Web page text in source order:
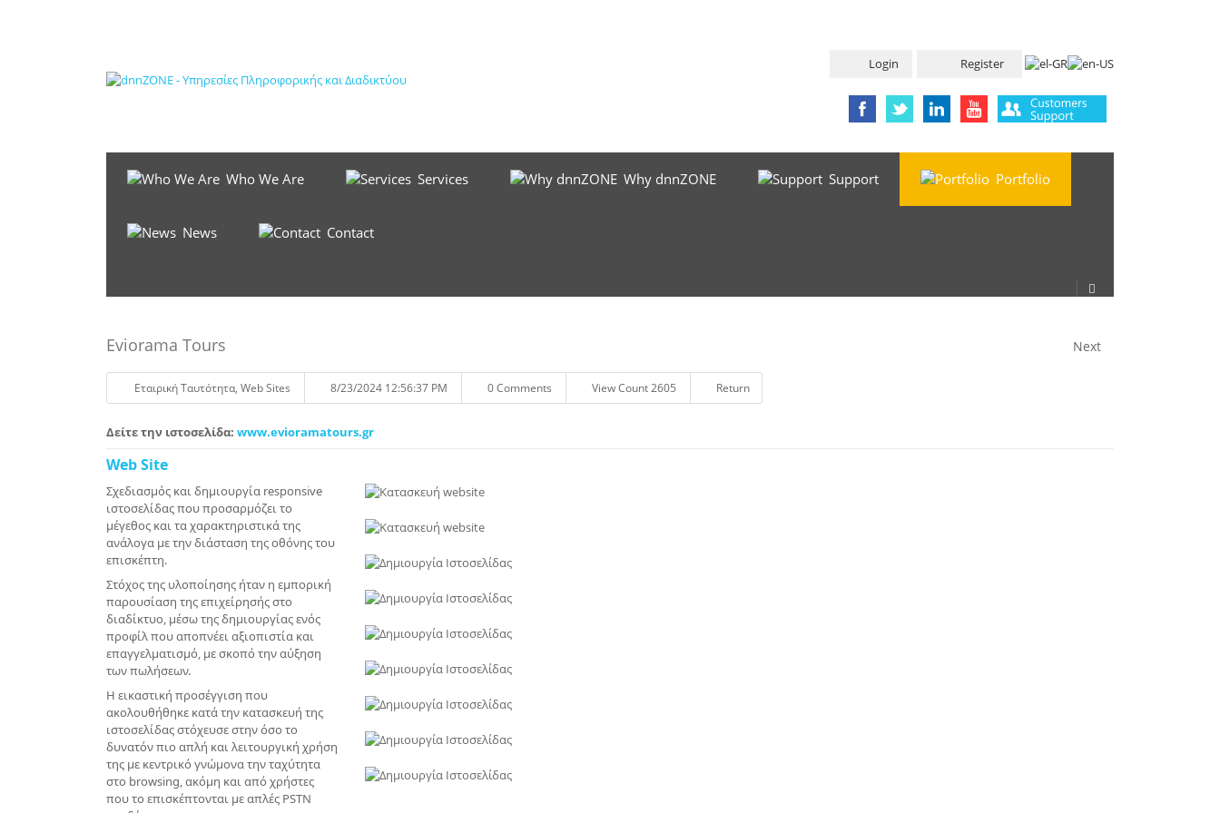
Login Register
Who We Are Services Why dnnZONE Support Portfolio
News Contact
Next
Eviorama Tours
Eταιρική Tαυτότητα, Web Sites 8/23/2024 12:56:37 PM 0 Comments View Count 2605 Return
Δείτε την ιστοσελίδα: www.evioramatours.gr
Web Site
Σχεδιασμός και δημιουργία responsive
ιστοσελίδας που προσαρμόζει το
μέγεθος και τα χαρακτηριστικά της
ανάλογα με την διάσταση της οθόνης του
επισκέπτη.
Στόχος της υλοποίησης ήταν η εμπορική
παρουσίαση της επιχείρησής στο
διαδίκτυο, μέσω της δημιουργίας ενός
προφίλ που αποπνέει αξιοπιστία και
επαγγελματισμό, με σκοπό την αύξηση
των πωλήσεων.
Η εικαστική προσέγγιση που
ακολουθήθηκε κατά την κατασκευή της
ιστοσελίδας στόχευσε στην όσο το
δυνατόν πιο απλή και λειτουργική χρήση
της με κεντρικό γνώμονα την ταχύτητα
στο browsing, ακόμη και από χρήστες
που το επισκέπτονται με απλές PSTN